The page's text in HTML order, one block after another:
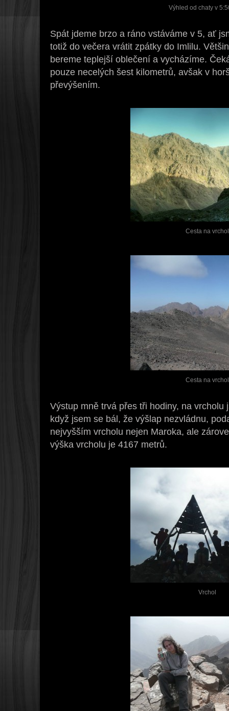
Výhled od chaty v
Spát jdeme brzo a ráno vstáváme v 5, ať
totiž do večera vrátit zpátky do Imlilu.
bereme teplejší oblečení a vycházíme.
pouze necelých šest kilometrů, avšak v
převýšením.
Cesta na vrchol
Cesta na vrchol
Výstup mně trvá přes tři hodiny, na vrcholu
když jsem se bál, že výšlap nezvládnu,
nejvyšším vrcholu nejen Maroka, ale
výška vrcholu je 4167 metrů.
Vrchol